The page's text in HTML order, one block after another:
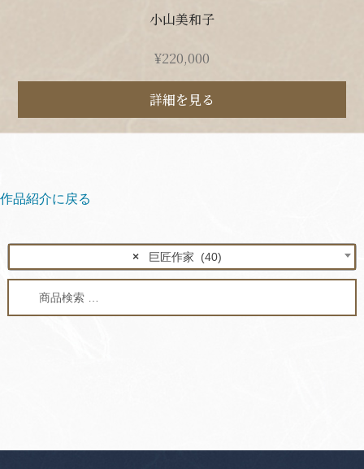
小山美和子
¥220,000
詳細を見る
作品紹介に戻る
× 巨匠作家 (40)